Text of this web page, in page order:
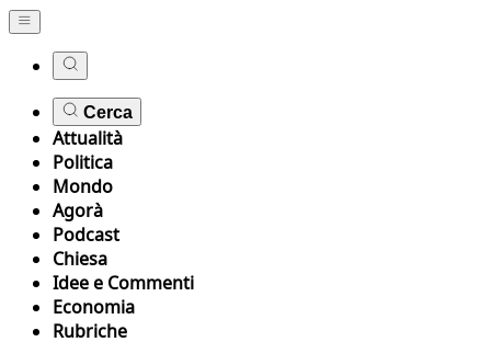
Cerca
Attualità
Politica
Mondo
Agorà
Podcast
Chiesa
Idee e Commenti
Economia
Rubriche